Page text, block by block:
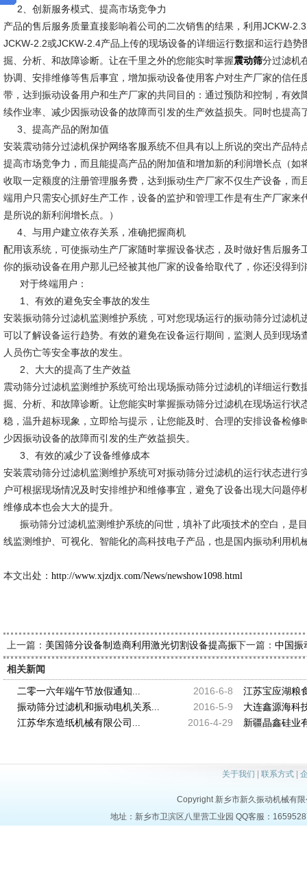
2、创新服务模式、提高市场竞争力
产品的售后服务质量直接影响着公司的二次销售的结果，利用JCKW-
JCKW-2.2或JCKW-2.4产品上传的现场设备的详细运行数据和运行趋
掘、分析、和故障诊断。让在千里之外的您能实时掌握震动筛分过滤机
协调、安排维修等售后事宜，增加振动设备使用客户对生产厂家的信任
带，达到振动设备用户和生产厂家的共同目的：通过预防和控制，有效
续作业率、减少因振动设备的故障而引发的生产效益损失。同时也提高
3、提高产品的附加值
安装震动筛分过滤机保护网络客服系统不但具有以上所说的突出产品特
提高市场竞争力，而且能提高产品的附加值和增加新的利润增长点（如
收取一定额度的注册管理服务费，达到振动生产厂家不仅生产设备，而
端用户只需安心抓好生产工作，设备的监护和管理工作是有生产厂家来
是所说的新利润增长点。）
4、与用户建立依存关系，准确把握商机
配用该系统，可使振动生产厂家随时掌握设备状态，及时做好售后服务
你的振动设备在用户那儿已经被其他厂家的设备给取代了，你还没得到
对于终端用户：
1、有效的避免安全事故的发生
安装振动筛分过滤机监测维护系统，可对您现场运行的振动筛分过滤机
可以了解设备运行趋势。有效的避免在设备运行期间，监测人员到现场
人员伤亡等安全事故的发生。
2、大大的提高了生产效益
震动筛分过滤机监测维护系统可给出现场振动筛分过滤机的详细运行数
掘、分析、和故障诊断。让您能实时掌握振动筛分过滤机在现场运行状
稳，温升超标现象，立即给与提示，让您能及时、合理的安排设备检修
少因振动设备的故障而引发的生产效益损失。
3、有效的减少了设备维修成本
安装震动筛分过滤机监测维护系统可对振动筛分过滤机的运行状态进行
户可根据现场情况及时安排维护和维修事宜，避免了设备出现大问题
维修成本也会大大的提升。
振动筛分过滤机监测维护系统的问世，填补了此项技术的空白，是
线监测维护、可视化、智能化的高科技电子产品，也是国内振动利用机
本文出处： http://www.xjzdjx.com/News/newshow1098.html
上一篇： 美国筛分设备制造商利用激光切割设备提高振动筛分机械生产
下一篇： 中国振
相关新闻
2016-6-8
二零一六年端午节放假通知... 江苏宝应湖粮
2016-5-9
振动筛分过滤机和振动电机关系... 大连鑫源海科
2016-4-29
江苏华东造纸机械有限公司... 新疆晶鑫硅业
关于我们 联系方式|
Copyright 新乡市新久振动机械有
地址：新乡市卫滨区八里营工业园 QQ客服：